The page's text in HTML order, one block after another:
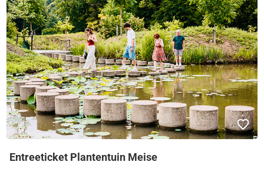
Entreeticket Plantentuin Meise